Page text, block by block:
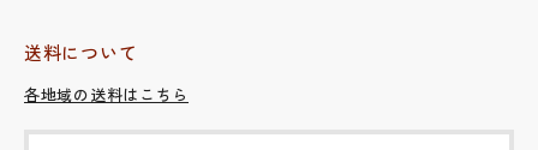
送料について
各地域の送料はこちら